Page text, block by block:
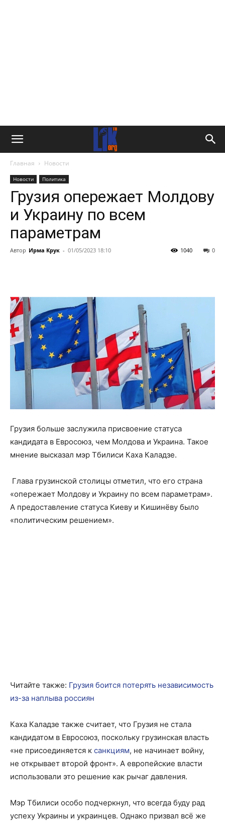
Главная Новости
Новости Политика
Грузия опережает Молдову
и Украину по всем
параметрам
Автор Ирма Крук - 01/05/2023 18:10 0
1040
Грузия больше заслужила присвоение статуса
кандидата в Евросоюз, чем Молдова и Украина. Такое
мнение высказал мэр Тбилиси Каха Каладзе.
Глава грузинской столицы отметил, что его страна
«опережает Молдову и Украину по всем параметрам».
А предоставление статуса Киеву и Кишинёву было
«политическим решением».
Читайте также: Грузия боится потерять независимость
из-за наплыва россиян
Каха Каладзе также считает, что Грузия не стала
кандидатом в Евросоюз, поскольку грузинская власть
«не присоединяется к санкциям, не начинает войну,
не открывает второй фронт». А европейские власти
использовали это решение как рычаг давления.
Мэр Тбилиси особо подчеркнул, что всегда буду рад
успеху Украины и украинцев. Однако призвал всё же